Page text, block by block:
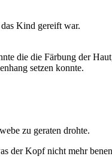
Kind gereift war.
die die Färbung der
setzen konnte.
zu geraten drohte.
der Kopf nicht mehr